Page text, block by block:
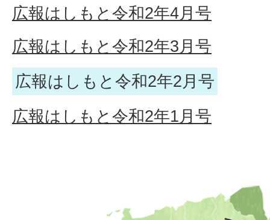
広報はしもと令和2年4月号
広報はしもと令和2年3月号
広報はしもと令和2年2月号
広報はしもと令和2年1月号